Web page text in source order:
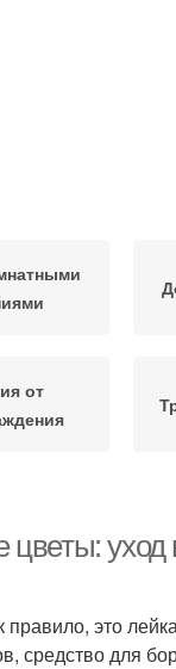
от
цветы:
это
средство для